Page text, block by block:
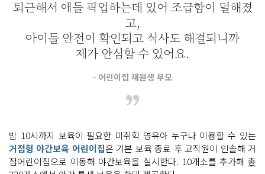
퇴근해서 애들 픽업하는데 있어 조급함이 덜해졌
고,
아이들 안전이 확인되고 식사도 해결되니까
제가 안심할 수 있어요.
- 어린이집 재원생 부모
밤 10시까지 보육이 필요한 미취학 영유아 누구나 이용할 수 있는
거점형 야간보육 어린이집은 기본 보육 종료 후 교직원이 인솔해 거
점어린이집으로 이동해 야간보육을 실시한다. 10개소를 추가해 총